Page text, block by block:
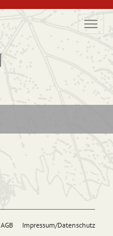
AGB Impressum/Datenschutz